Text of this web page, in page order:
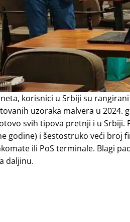
korisnici u Srbiji su
uzoraka malvera u 2024.
svih tipova pretnji i u Srbiji.
godine) i šestostruko veći broj
ili PoS terminale. Blagi
daljinu.